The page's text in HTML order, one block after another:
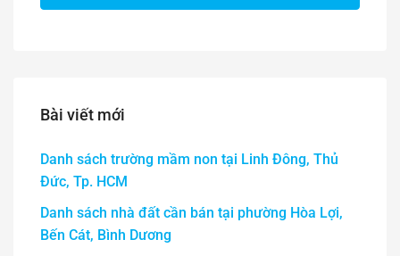
Bài viết mới
Danh sách trường mầm non tại Linh Đông, Thủ
Đức, Tp. HCM
Danh sách nhà đất cần bán tại phường Hòa Lợi,
Bến Cát, Bình Dương